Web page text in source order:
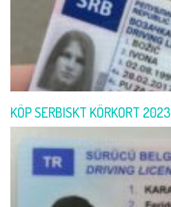
KÖP SERBISKT KÖRKORT 2023